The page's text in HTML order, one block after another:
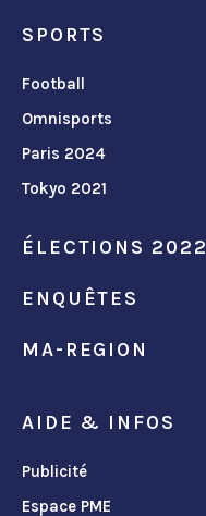
SPORTS
Football
Omnisports
Paris 2024
Tokyo 2021
ÉLECTIONS 2022
ENQUÊTES
MA-REGION
AIDE & INFOS
Publicité
Espace PME